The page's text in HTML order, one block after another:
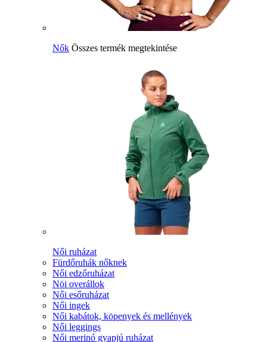
Nők Összes termék megtekintése
Női ruházat
Fürdőruhák nőknek
Női edzőruházat
Nöi overállok
Női esőruházat
Női ingek
Női kabátok, köpenyek és mellények
Női leggings
Női merinó gyapjú ruházat